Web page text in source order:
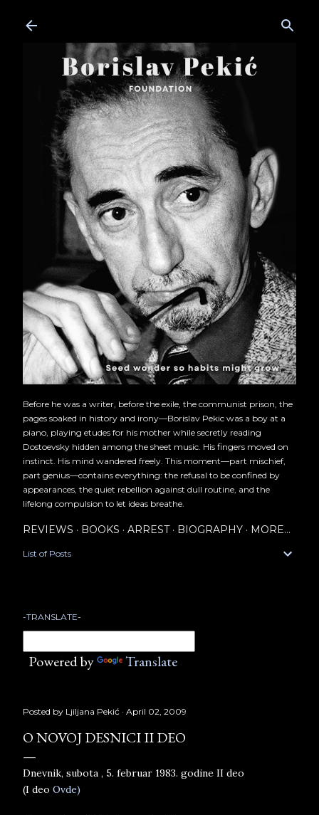
Before he was a writer, before the exile, the communist prison, the
pages soaked in history and irony—Borislav Pekic was a boy at a
piano, playing etudes for his mother while secretly reading
Dostoevsky hidden among the sheet music. His fingers moved on
instinct. His mind wandered freely. This moment—part mischief,
part genius—contains everything: the refusal to be confined by
appearances, the quiet rebellion against dull routine, and the
lifelong compulsion to let ideas breathe.
REVIEWS BOOKS ARREST BIOGRAPHY MORE…
List of Posts
-TRANSLATE-
Powered by Translate
Posted by Ljiljana Pekić April 02, 2009
O NOVOJ DESNICI II DEO
Dnevnik, subota , 5. februar 1983. godine II deo
(I deo Ovde)